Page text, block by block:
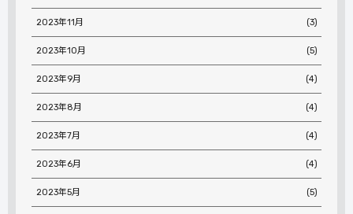
2023年11月 (3)
2023年10月 (5)
2023年9月 (4)
2023年8月 (4)
2023年7月 (4)
2023年6月 (4)
2023年5月 (5)